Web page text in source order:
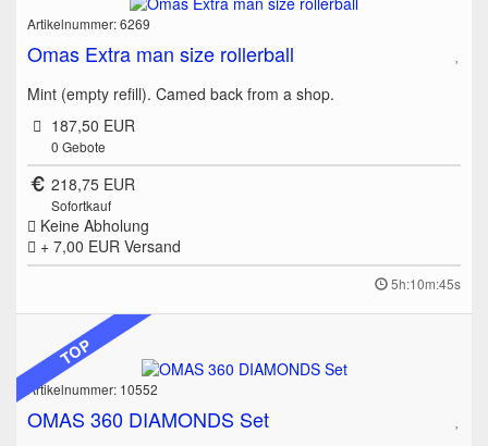
Artikelnummer: 6269
Omas Extra man size rollerball
Mint (empty refill). Camed back from a shop.
187,50 EUR
0 Gebote
218,75 EUR
Sofortkauf
Keine Abholung
+ 7,00 EUR Versand
5h:10m:45s
TOP
Artikelnummer: 10552
OMAS 360 DIAMONDS Set